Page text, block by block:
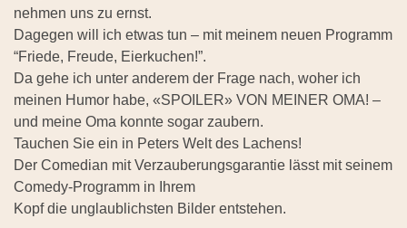
nehmen uns zu ernst.
Dagegen will ich etwas tun – mit meinem neuen Programm
“Friede, Freude, Eierkuchen!”.
Da gehe ich unter anderem der Frage nach, woher ich
meinen Humor habe, «SPOILER» VON MEINER OMA! –
und meine Oma konnte sogar zaubern.
Tauchen Sie ein in Peters Welt des Lachens!
Der Comedian mit Verzauberungsgarantie lässt mit seinem
Comedy-Programm in Ihrem
Kopf die unglaublichsten Bilder entstehen.